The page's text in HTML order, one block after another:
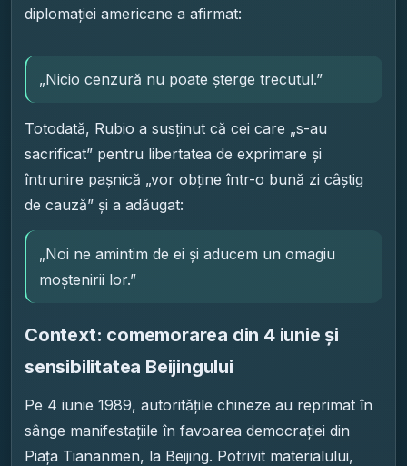
diplomației americane a afirmat:
„Nicio cenzură nu poate șterge trecutul.”
Totodată, Rubio a susținut că cei care „s-au
sacrificat” pentru libertatea de exprimare și
întrunire pașnică „vor obține într-o bună zi câștig
de cauză” și a adăugat:
„Noi ne amintim de ei și aducem un omagiu
moștenirii lor.”
Context: comemorarea din 4 iunie și
sensibilitatea Beijingului
Pe 4 iunie 1989, autoritățile chineze au reprimat în
sânge manifestațiile în favoarea democrației din
Piața Tiananmen, la Beijing. Potrivit materialului,